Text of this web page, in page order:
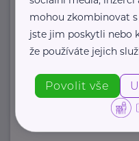
mohou zkombinovat
jste jim poskytli nebo
že používáte jejich
Povolit vše